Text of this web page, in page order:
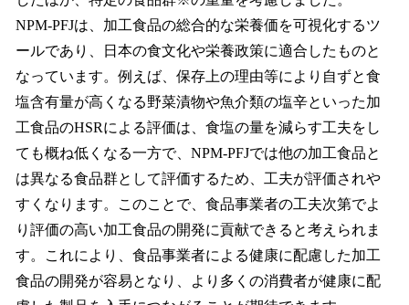
NPM-PFJは、加工食品の総合的な栄養価を可視化するツ
ールであり、日本の食文化や栄養政策に適合したものと
なっています。例えば、保存上の理由等により自ずと食
塩含有量が高くなる野菜漬物や魚介類の塩辛といった加
工食品のHSRによる評価は、食塩の量を減らす工夫をし
ても概ね低くなる一方で、NPM-PFJでは他の加工食品と
は異なる食品群として評価するため、工夫が評価されや
すくなります。このことで、食品事業者の工夫次第でよ
り評価の高い加工食品の開発に貢献できると考えられま
す。これにより、食品事業者による健康に配慮した加工
食品の開発が容易となり、より多くの消費者が健康に配